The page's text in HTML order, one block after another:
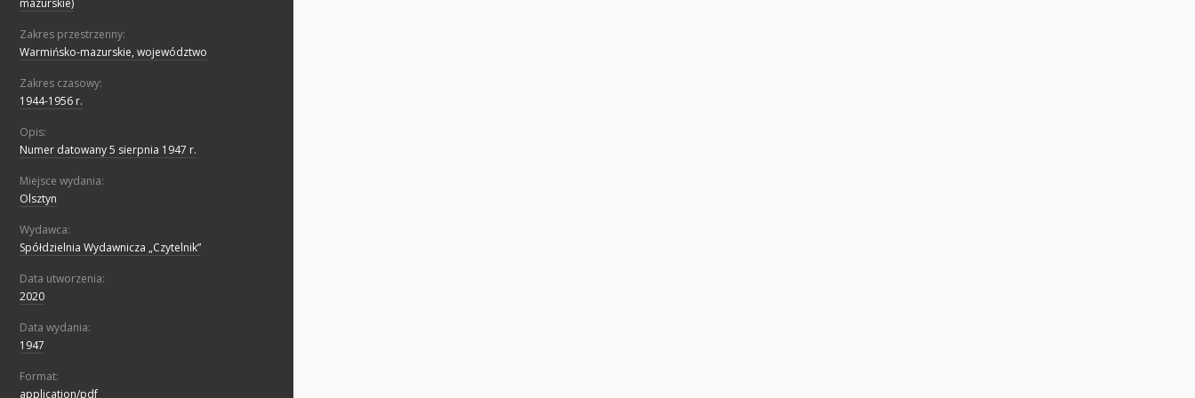
mazurskie)
Zakres przestrzenny:
Warmińsko-mazurskie, województwo
Zakres czasowy:
1944-1956 r.
Opis:
Numer datowany 5 sierpnia 1947 r.
Miejsce wydania:
Olsztyn
Wydawca:
Spółdzielnia Wydawnicza „Czytelnik”
Data utworzenia:
2020
Data wydania:
1947
Format:
application/pdf